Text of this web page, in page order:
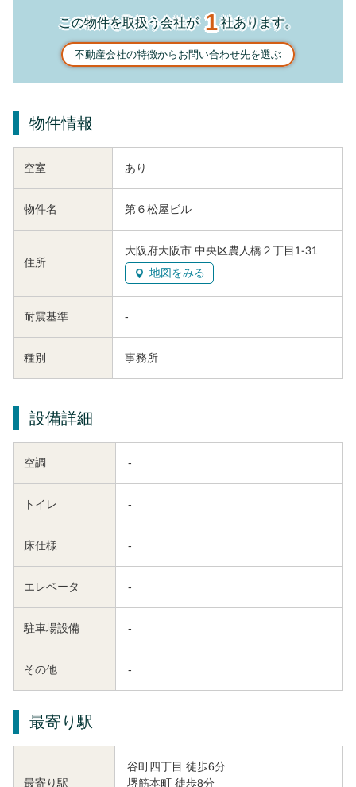
この物件を取扱う会社が1社あります。
不動産会社の特徴からお問い合わせ先を選ぶ
物件情報
空室 あり
物件名 第６松屋ビル
住所
大阪府大阪市 中央区農人橋２丁目1-31
地図をみる
耐震基準 -
種別 事務所
設備詳細
空調 -
トイレ -
床仕様 -
エレベータ -
駐車場設備 -
その他 -
最寄り駅
最寄り駅
谷町四丁目 徒歩6分
堺筋本町 徒歩8分